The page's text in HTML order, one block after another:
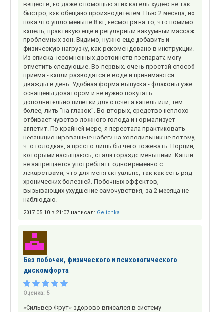
веществ, но даже с помощью этих капель худею не так
быстро, как обещано производителем. Пью 2 месяца, но
пока что ушло меньше 8 кг, несмотря на то, что помимо
капель, практикую еще и регулярный вакуумный массаж
проблемных зон. Видимо, нужно еще добавить и
физическую нагрузку, как рекомендовано в инструкции.
Из списка несомненных достоинств препарата могу
отметить следующие. Во-первых, очень простой способ
приема - капли разводятся в воде и принимаются
дважды в день. Удобная форма выпуска - флаконы уже
оснащены дозатором и не нужно покупать
дополнительно пипетки для отсчета капель или, тем
более, лить "на глазок". Во-вторых, средство неплохо
отбивает чувство ложного голода и нормализует
аппетит. По крайней мере, я перестала практиковать
несанкционированные набеги на холодильник не потому,
что голодная, а просто лишь бы чего пожевать. Порции,
которыми насыщаюсь, стали гораздо меньшими. Капли
не запрещается употреблять одновременно с
лекарствами, что для меня актуально, так как есть ряд
хронических болезней. Побочных эффектов,
вызывающих ухудшение самочувствия, за 2 месяца не
наблюдаю.
2017.05.10 в 21:07 написал: Gelichka
Без побочек, физического и психологического
дискомфорта
Оценка: 5
«Сильвер Фрут» здорово вписался в систему